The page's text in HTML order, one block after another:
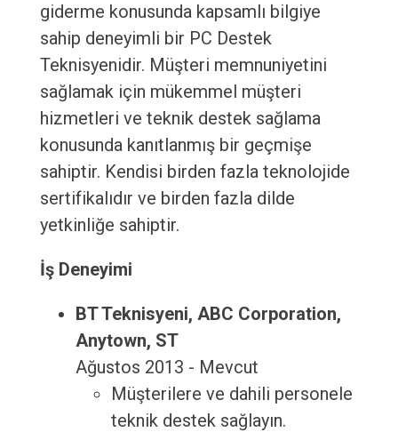
giderme konusunda kapsamlı bilgiye
sahip deneyimli bir PC Destek
Teknisyenidir. Müşteri memnuniyetini
sağlamak için mükemmel müşteri
hizmetleri ve teknik destek sağlama
konusunda kanıtlanmış bir geçmişe
sahiptir. Kendisi birden fazla teknolojide
sertifikalıdır ve birden fazla dilde
yetkinliğe sahiptir.
İş Deneyimi
BT Teknisyeni, ABC Corporation,
Anytown, ST
Ağustos 2013 - Mevcut
Müşterilere ve dahili personele
teknik destek sağlayın.